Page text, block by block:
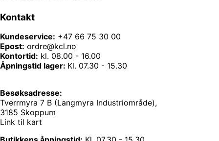
Kontakt
Kundeservice: +47 66 75 30 00
Epost: ordre@kcl.no
Kontortid: kl. 08.00 - 16.00
Åpningstid lager: Kl. 07.30 - 15.30
Besøksadresse:
Tverrmyra 7 B (Langmyra Industriområde),
3185 Skoppum
Link til kart